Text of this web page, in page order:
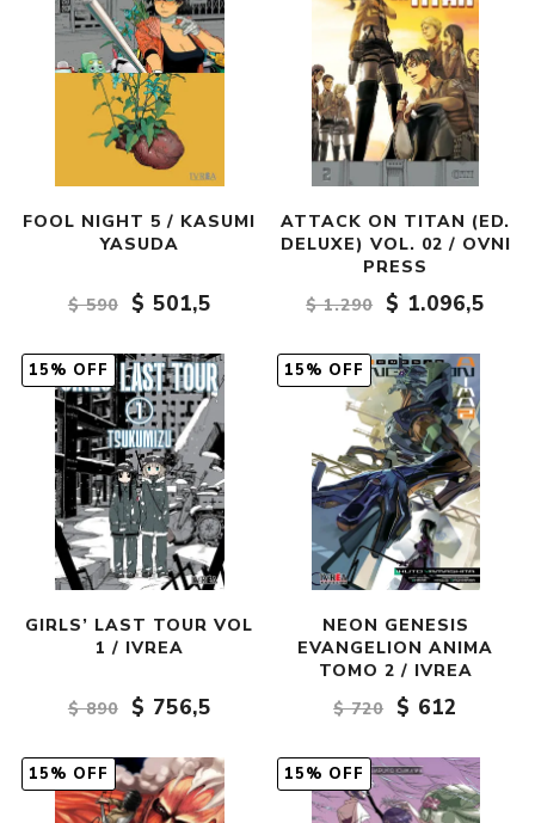
FOOL NIGHT 5 / KASUMI
YASUDA
$ 590 $ 501,5
ATTACK ON TITAN (ED.
DELUXE) VOL. 02 / OVNI
PRESS
$ 1.290
$ 1.096,5
15% OFF
GIRLS’ LAST TOUR VOL
1 / IVREA
$ 890 $ 756,5
15% OFF
NEON GENESIS
EVANGELION ANIMA
TOMO 2 / IVREA
$ 720
$ 612
15% OFF 15% OFF